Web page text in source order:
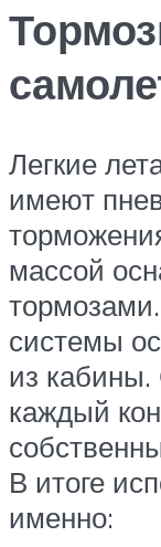
Легкие
имеют
массой
системы
из кабины.
каждый
В итоге
именно: